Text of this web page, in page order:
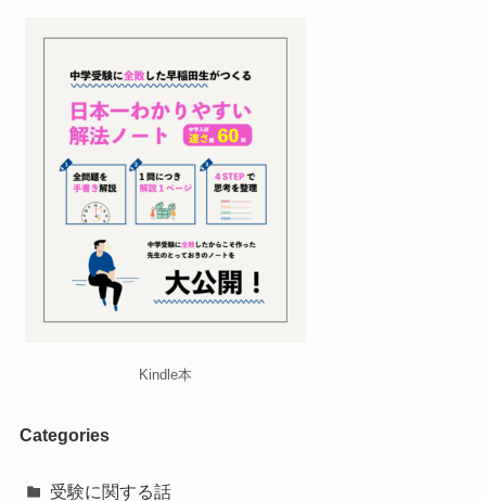
Kindle本
Categories
受験に関する話